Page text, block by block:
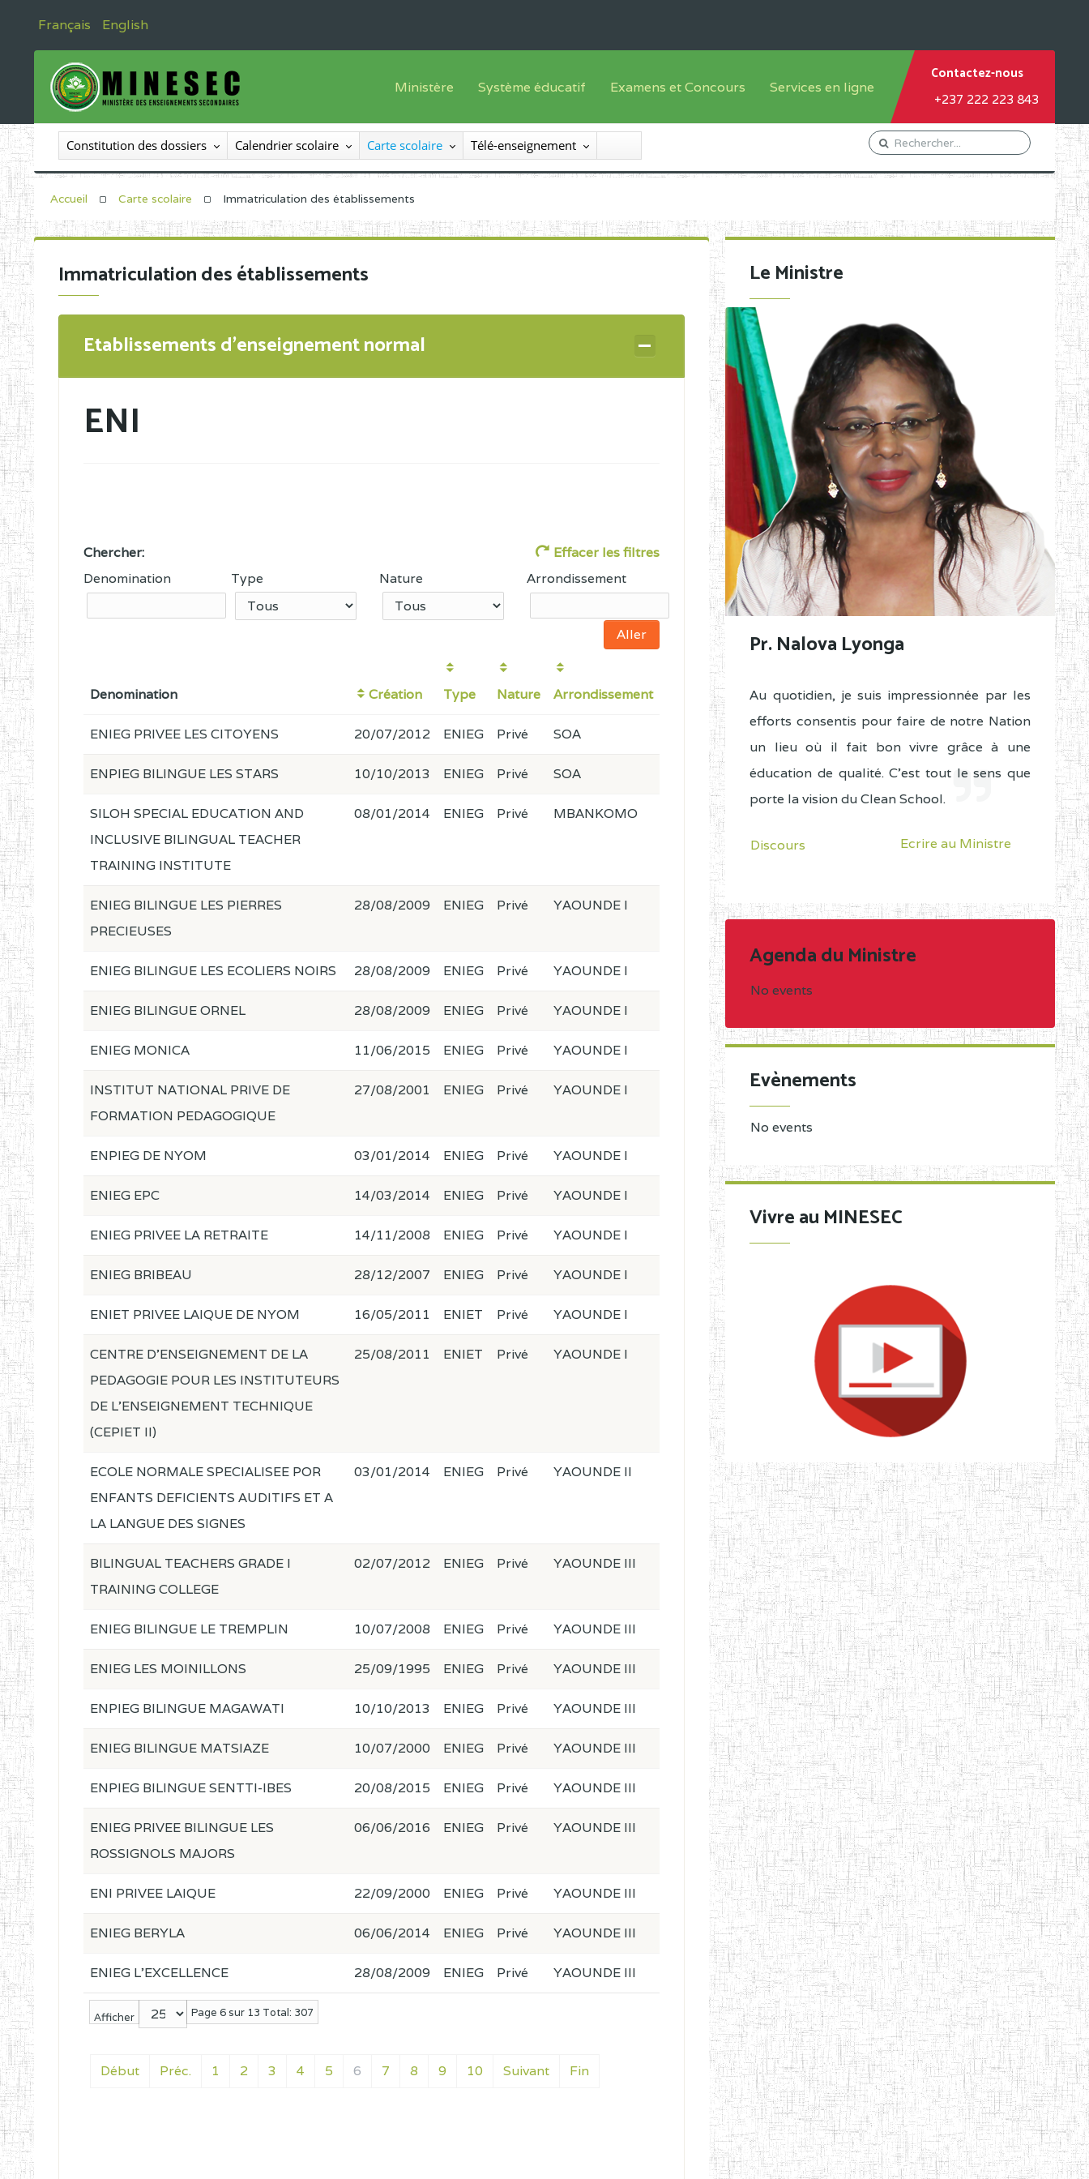
Français English
Ministère
Le Ministre
Le SEESEN
Inspection Générale des Enseignements
Organigramme
Système éducatif
Offre de formation
Sous système francophone
Progammes d'études
Examens et Concours
Inscriptions
Liste des candidats
Diplômes disponibles
Services en ligne
Orientation Conseil
Gestion du Personnel
Demande de subvention
Contactez-nous
+237 222 223 843
Constitution des dossiers Calendrier scolaire Carte scolaire Télé-enseignement
Accueil Carte scolaire Immatriculation des établissements
Immatriculation des établissements
Etablissements d'enseignement normal
ENI
Chercher:
Effacer les filtres
Denomination
Type Nature Arrondissement
Denomination Création Type Nature Arrondissement
Afficher Page 6 sur 13 Total: 307
Début Préc. 1 2 3 4 5 6 7 8 9 10 Suivant Fin
ENIEG PRIVEE LES CITOYENS 20/07/2012 ENIEG Privé SOA
ENPIEG BILINGUE LES STARS 10/10/2013 ENIEG Privé SOA
SILOH SPECIAL EDUCATION AND
INCLUSIVE BILINGUAL TEACHER
TRAINING INSTITUTE
08/01/2014 ENIEG Privé MBANKOMO
ENIEG BILINGUE LES PIERRES
PRECIEUSES
28/08/2009 ENIEG Privé YAOUNDE I
ENIEG BILINGUE LES ECOLIERS NOIRS 28/08/2009 ENIEG Privé YAOUNDE I
ENIEG BILINGUE ORNEL 28/08/2009 ENIEG Privé YAOUNDE I
ENIEG MONICA 11/06/2015 ENIEG Privé YAOUNDE I
INSTITUT NATIONAL PRIVE DE
FORMATION PEDAGOGIQUE
27/08/2001 ENIEG Privé YAOUNDE I
ENPIEG DE NYOM 03/01/2014 ENIEG Privé YAOUNDE I
ENIEG EPC 14/03/2014 ENIEG Privé YAOUNDE I
ENIEG PRIVEE LA RETRAITE 14/11/2008 ENIEG Privé YAOUNDE I
ENIEG BRIBEAU 28/12/2007 ENIEG Privé YAOUNDE I
ENIET PRIVEE LAIQUE DE NYOM 16/05/2011 ENIET Privé YAOUNDE I
CENTRE D'ENSEIGNEMENT DE LA
PEDAGOGIE POUR LES INSTITUTEURS
DE L'ENSEIGNEMENT TECHNIQUE
(CEPIET II)
25/08/2011 ENIET Privé YAOUNDE I
ECOLE NORMALE SPECIALISEE POR
ENFANTS DEFICIENTS AUDITIFS ET A
LA LANGUE DES SIGNES
03/01/2014 ENIEG Privé YAOUNDE II
BILINGUAL TEACHERS GRADE I
TRAINING COLLEGE
02/07/2012 ENIEG Privé YAOUNDE III
ENIEG BILINGUE LE TREMPLIN 10/07/2008 ENIEG Privé YAOUNDE III
ENIEG LES MOINILLONS 25/09/1995 ENIEG Privé YAOUNDE III
ENPIEG BILINGUE MAGAWATI 10/10/2013 ENIEG Privé YAOUNDE III
ENIEG BILINGUE MATSIAZE 10/07/2000 ENIEG Privé YAOUNDE III
ENPIEG BILINGUE SENTTI-IBES 20/08/2015 ENIEG Privé YAOUNDE III
ENIEG PRIVEE BILINGUE LES
ROSSIGNOLS MAJORS
06/06/2016 ENIEG Privé YAOUNDE III
ENI PRIVEE LAIQUE 22/09/2000 ENIEG Privé YAOUNDE III
ENIEG BERYLA 06/06/2014 ENIEG Privé YAOUNDE III
ENIEG L'EXCELLENCE 28/08/2009 ENIEG Privé YAOUNDE III
Le Ministre
Pr. Nalova Lyonga
Au quotidien, je suis impressionnée par les
efforts consentis pour faire de notre Nation
un lieu où il fait bon vivre grâce à une
éducation de qualité. C'est tout le sens que
porte la vision du Clean School.
Discours Ecrire au Ministre
Agenda du Ministre
No events
Evènements
No events
Vivre au MINESEC